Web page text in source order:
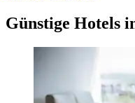
Günstige Hotels